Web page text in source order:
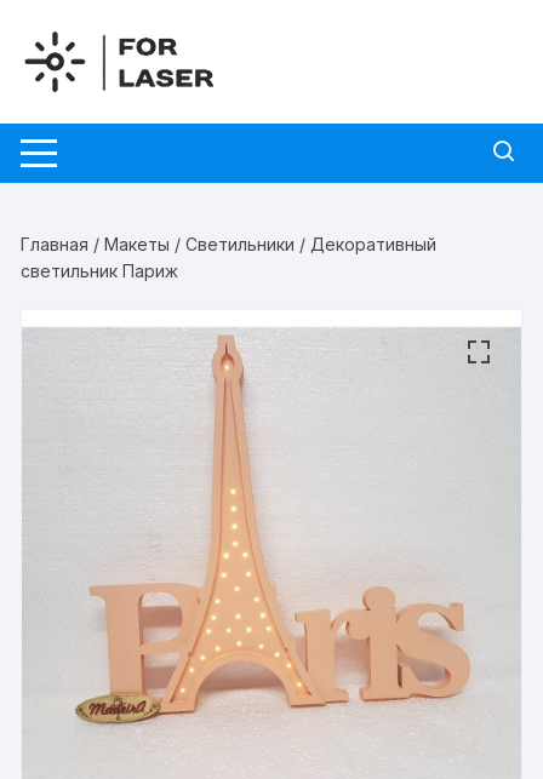
содержимому
Главная /Макеты /Светильники / Декоративный
светильник Париж